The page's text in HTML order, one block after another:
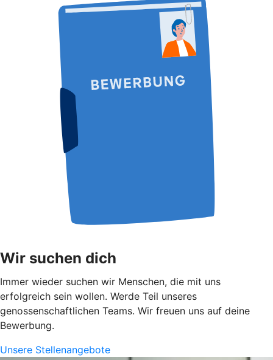
Wir suchen dich
Immer wieder suchen wir Menschen, die mit uns
erfolgreich sein wollen. Werde Teil unseres
genossenschaftlichen Teams. Wir freuen uns auf deine
Bewerbung.
Unsere Stellenangebote